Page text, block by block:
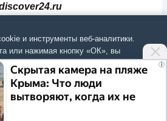
информационных
коммуникаций
номер: ЭЛ №
i
Скрытая камера на пляже
Крыма: Что люди
вытворяют, когда их не
и инструменты веб-аналитики.
или нажимая кнопку «ОК», вы
обработку данныхсогласноПолитике.
Согласиться
конфиденциальности